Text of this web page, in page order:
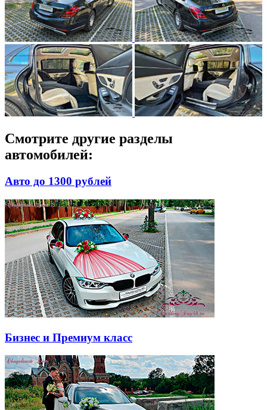
Смотрите другие разделы
автомобилей:
Авто до 1300 рублей
Бизнес и Премиум класс